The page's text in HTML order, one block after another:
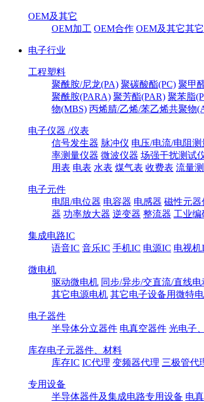
OEM及其它
OEM加工 OEM合作 OEM及其它其它
电子行业
工程塑料
聚酰胺/尼龙(PA) 聚碳酸酯(PC) 聚甲
聚酰胺(PARA) 聚芳酯(PAR) 聚苯脂
物(MBS) 丙烯腈/乙烯/苯乙烯共聚物
电子仪器 /仪表
信号发生器 脉冲仪 电压/电流/电阻测
率测量仪器 微波仪器 场强干扰测试
用表 电表 水表 煤气表 收费表 流量
电子元件
电阻/电位器 电容器 电感器 磁性元器
器 功率放大器 逆变器 整流器 工业编
集成电路IC
语音IC 音乐IC 手机IC 电源IC 电视机
微电机
驱动微电机 同步/异步/交直流/直线电
其它电源电机 其它电子设备用微特
电子器件
半导体分立器件 电真空器件 光电子
库存电子元器件、材料
库存IC IC代理 变频器代理 三极管代
专用设备
半导体器件及集成电路专用设备 电